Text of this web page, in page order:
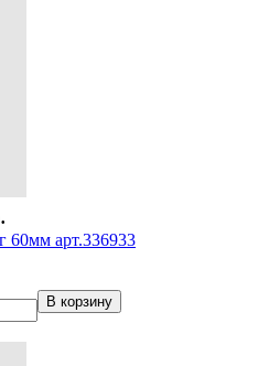
60мм арт.336933
В корзину